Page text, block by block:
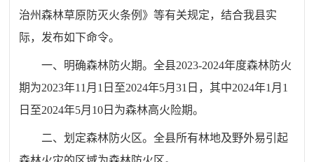
治州森林草原防灭火条例》等有关规定，结合我县实
际，发布如下命令。
一、 明确森林防火期。全县2023-2024年度森林防火
期为2023年11 月 1 日至2024年5月31 日，其中2024年1 月 1
日至2024年5月 10 日为森林高火险期。
二、划定森林防火区。全县所有林地及野外易引起